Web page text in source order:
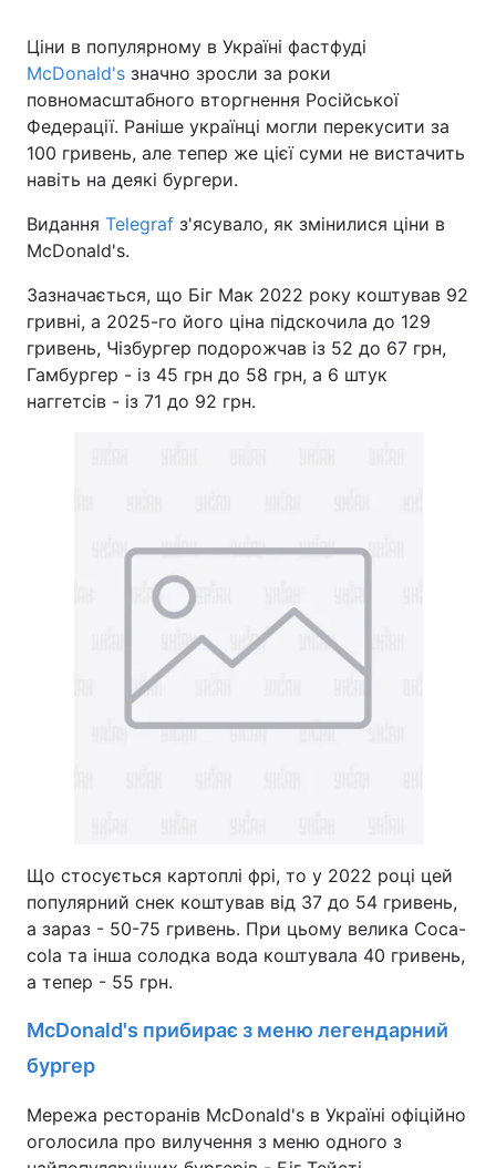
Ціни в популярному в Україні фастфуді
McDonald's значно зросли за роки
повномасштабного вторгнення Російської
Федерації. Раніше українці могли перекусити за
100 гривень, але тепер же цієї суми не вистачить
навіть на деякі бургери.
Видання Telegraf з'ясувало, як змінилися ціни в
McDonald's.
Зазначається, що Біг Мак 2022 року коштував 92
гривні, а 2025-го його ціна підскочила до 129
гривень, Чізбургер подорожчав із 52 до 67 грн,
Гамбургер - із 45 грн до 58 грн, а 6 штук
наггетсів - із 71 до 92 грн.
Що стосується картоплі фрі, то у 2022 році цей
популярний снек коштував від 37 до 54 гривень,
а зараз - 50-75 гривень. При цьому велика Coca-
cola та інша солодка вода коштувала 40 гривень,
а тепер - 55 грн.
McDonald's прибирає з меню легендарний
бургер
Мережа ресторанів McDonald's в Україні офіційно
оголосила про вилучення з меню одного з